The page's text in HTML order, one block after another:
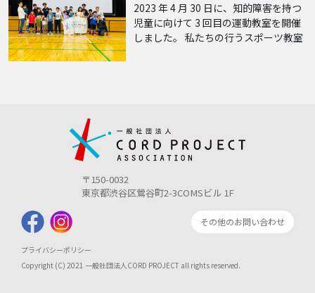
2023 年 4 月 30 日に、知的障害を持つ
児童に向けて 3 回目の運動教室を開催
しました。 私たちの行うスポーツ教室
〒150-0032
東京都渋谷区鶯谷町2-3COMSビル 1F
その他のお問い合わせ
プライバシーポリシー
Copyright (C) 2021 一般社団法人CORD PROJECT all rights reserved.